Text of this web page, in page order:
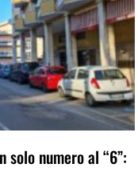
solo numero al “6”: